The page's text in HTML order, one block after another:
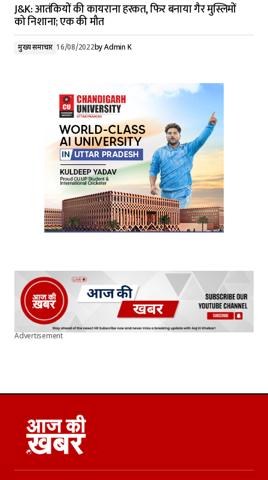
J&K: आतंकियों की कायराना हरकत, फिर बनाया गैर मुस्लिमों
को निशाना; एक की मौत
मुख्य समाचार 16/08/2022byAdmin K
Advertisement